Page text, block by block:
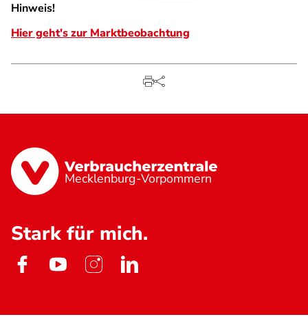
Hinweis!
Hier geht's zur Marktbeobachtung
Mecklenburg-Vorpommern
Stark für mich.